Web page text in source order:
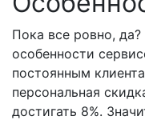
Пока все ровно,
особенности
постоянным
персональная
достигать 8%.